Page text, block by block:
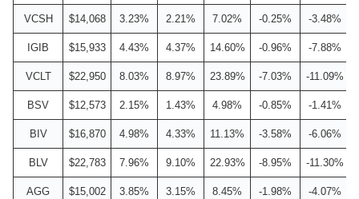
VCSH $14,068 3.23% 2.21% 7.02% -0.25% -3.48%
IGIB $15,933 4.43% 4.37% 14.60% -0.96% -7.88%
VCLT $22,950 8.03% 8.97% 23.89% -7.03% -11.09%
BSV $12,573 2.15% 1.43% 4.98% -0.85% -1.41%
BIV $16,870 4.98% 4.33% 11.13% -3.58% -6.06%
BLV $22,783 7.96% 9.10% 22.93% -8.95% -11.30%
AGG $15,002 3.85% 3.15% 8.45% -1.98% -4.07%